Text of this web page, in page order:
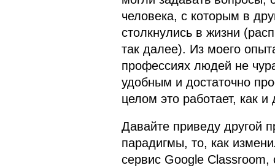
человека, с которым в
столкнулись в жизни
так далее). Из моего
профессиях людей не
удобным и достаточно
целом это работает, как
Давайте приведу другой
парадигмы, то, как
сервис Google Classroom,